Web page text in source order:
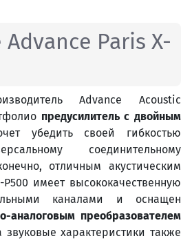
Paris X-
Advance Acoustic
предусилитель с двойным
убедить своей гибкостью
соединительному
отличным акустическим
P500 имеет высококачественную
каналами и оснащен
аналоговым преобразователем
звуковые характеристики также